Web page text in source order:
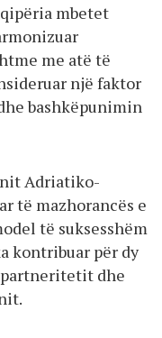
mbetet
me atë të
një faktor
bashkëpunimin
Adriatiko-
të mazhorancës e
të suksesshëm
kontribuar për dy
dhe